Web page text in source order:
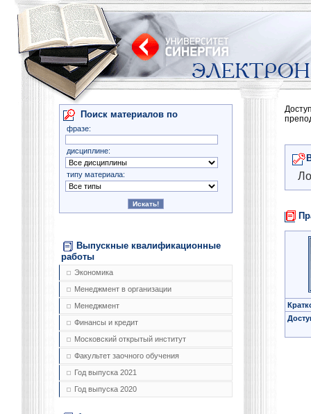
Поиск материалов по
фразе:
дисциплине:
типу материала:
Выпускные квалификационные
работы
Экономика
Менеджмент в организации
Менеджмент
Финансы и кредит
Московский открытый институт
Факультет заочного обучения
Год выпуска 2021
Год выпуска 2020